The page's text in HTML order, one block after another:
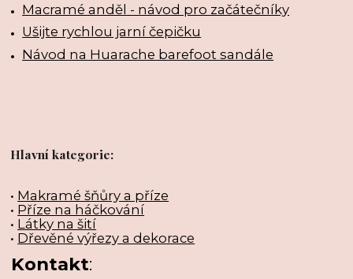
Macramé anděl - návod pro začátečníky
Ušijte rychlou jarní čepičku
Návod na Huarache barefoot sandále
Hlavní kategorie:
• Makramé šňůry a příze
• Příze na háčkování
• Látky na šití
• Dřevěné výřezy a dekorace
Kontakt: